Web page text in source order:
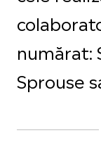
numărat:
Sprouse